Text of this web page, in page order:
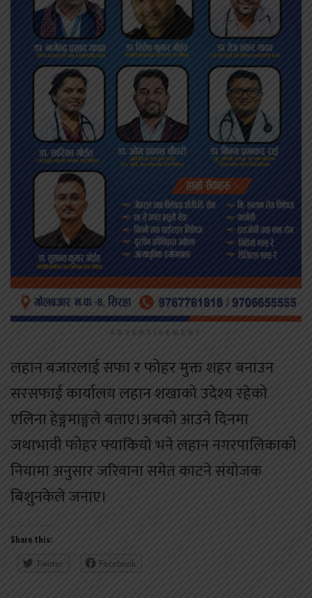
ADVERTISEMENT
लहान बजारलाई सफा र फोहर मुक्त शहर बनाउन
सरसफाई कार्यालय लहान शखाको उदेश्य रहेको
एलिना हेङ्गमाङ्गले बताए।अबको आउने दिनमा
जथाभावी फोहर फ्याकियो भने लहान नगरपालिकाको
नियामा अनुसार जरिवाना समेत काटने संयोजक
बिशुनकेले जनाए।
Share this:
Twitter Facebook